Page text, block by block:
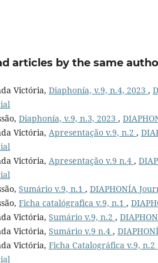
articles by the same
Victória, Diaphonía, v.9, n.4, 2023 ,
Diaphonía, v.9, n.3, 2023 ,
Victória, Apresentação v.9, n.2 ,
Victória, Apresentação v.9 n.4 ,
Sumário v.9, n.1 , DIAPHONÍA
Ficha catalógrafica v.9, n.1 ,
Victória, Sumário v.9, n.2 ,
Victória, Sumário v.9 n.4 ,
Victória, Ficha Catalográfica v.9, n.2